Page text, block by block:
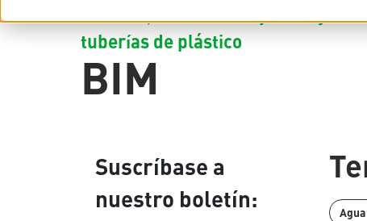
Noticias, información y consejos
tuberías de plástico
BIM
Suscríbase a
nuestro boletín: